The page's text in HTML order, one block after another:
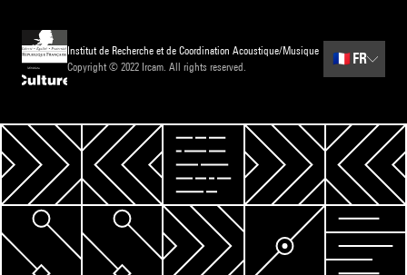
Institut de Recherche et de Coordination Acoustique/Musique
Copyright © 2022 Ircam. All rights reserved.
🇫🇷 FR